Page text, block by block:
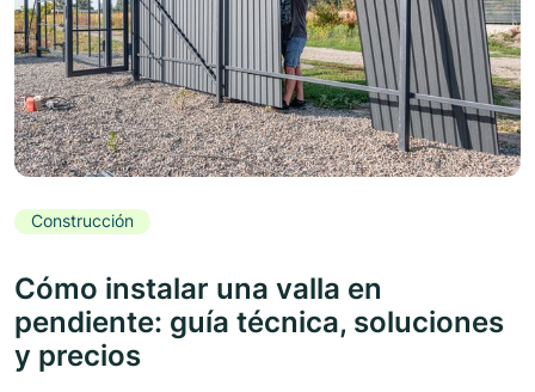
Construcción
Cómo instalar una valla en
pendiente: guía técnica, soluciones
y precios